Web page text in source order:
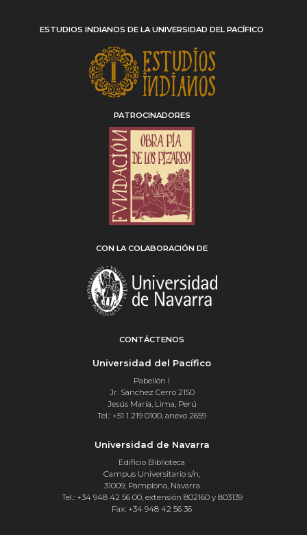
ESTUDIOS INDIANOS DE LA UNIVERSIDAD DEL PACÍFICO
PATROCINADORES
CON LA COLABORACIÓN DE
CONTÁCTENOS
Universidad del Pacífico
Pabellón I
Jr. Sánchez Cerro 2150
Jesús María, Lima, Perú
Tel.: +51 1 219 0100, anexo 2659
Universidad de Navarra
Edificio Biblioteca
Campus Universitario s/n,
31009, Pamplona, Navarra
Tel.: +34 948 42 56 00, extensión 802160 y 803139
Fax: +34 948 42 56 36